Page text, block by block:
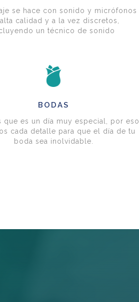
se hace con sonido y micrófonos
calidad y a la vez discretos,
un técnico de sonido
BODAS
que es un día muy especial, por eso
cada detalle para que el día de tu
boda sea inolvidable.